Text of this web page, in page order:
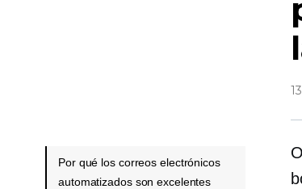
Por qué los correos electrónicos
automatizados son excelentes